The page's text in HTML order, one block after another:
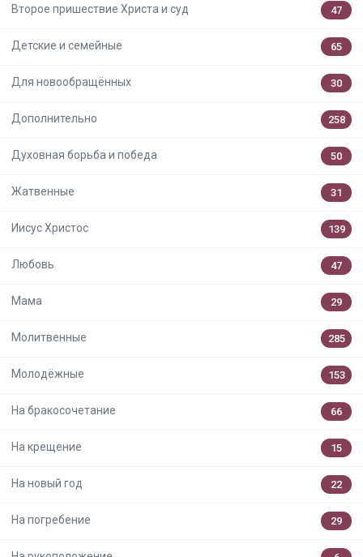
Второе пришествие Христа и суд 47
Детские и семейные 65
Для новообращённых 30
Дополнительно 258
Духовная борьба и победа 50
Жатвенные 31
Иисус Христос 139
Любовь 47
Мама 29
Молитвенные 285
Молодёжные 153
На бракосочетание 66
На крещение 15
На новый год 22
На погребение 29